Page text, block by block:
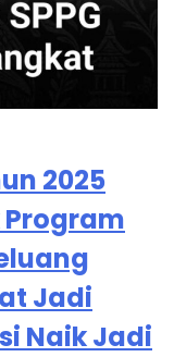
2025
Jadi
Naik Jadi